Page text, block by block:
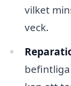
vilket
veck.